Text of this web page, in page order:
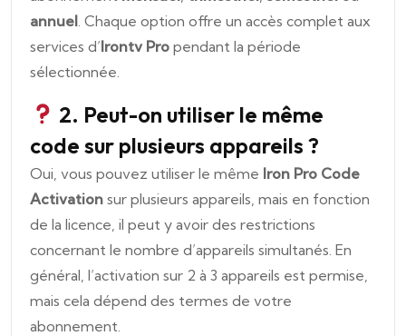
annuel . Chaque option offre un accès complet aux
services d’Irontv Pro pendant la période
sélectionnée.
2. Peut-on utiliser le même
code sur plusieurs appareils ?
Oui, vous pouvez utiliser le même Iron Pro Code
Activation sur plusieurs appareils, mais en fonction
de la licence, il peut y avoir des restrictions
concernant le nombre d’appareils simultanés. En
général, l’activation sur 2 à 3 appareils est permise,
mais cela dépend des termes de votre
abonnement.